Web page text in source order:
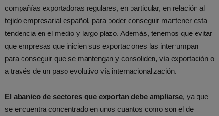
compañías exportadoras regulares, en particular, en relación al
tejido empresarial español, para poder conseguir mantener esta
tendencia en el medio y largo plazo. Además, tenemos que evitar
que empresas que inicien sus exportaciones las interrumpan
para conseguir que se mantengan y consoliden, vía exportación o
a través de un paso evolutivo vía internacionalización.
El abanico de sectores que exportan debe ampliarse, ya que
se encuentra concentrado en unos cuantos como son el de